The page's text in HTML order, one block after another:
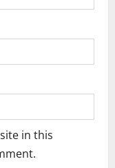
in this